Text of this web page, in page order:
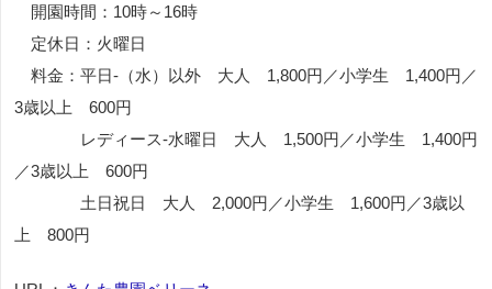
開園時間：10時～16時
定休日：火曜日
料金：平日-（水）以外 大人 1,800円／小学生 1,400円／
3歳以上 600円
レディース-水曜日 大人 1,500円／小学生 1,400円
／3歳以上 600円
土日祝日 大人 2,000円／小学生 1,600円／3歳以
上 800円